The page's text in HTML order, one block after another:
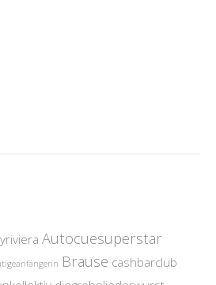
Autocuesuperstar
Brause cashbarclub